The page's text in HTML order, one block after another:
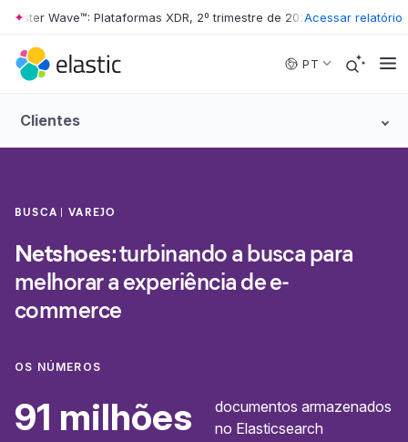
Skip to main content
Wave™: Plataformas XDR, 2º trimestre de 2026 • The Forrester
Acessar relatório
PT
Clientes
BUSCA VAREJO
Netshoes: turbinando a busca para
melhorar a experiência de e-
commerce
OS NÚMEROS
91 milhões
documentos armazenados
no Elasticsearch